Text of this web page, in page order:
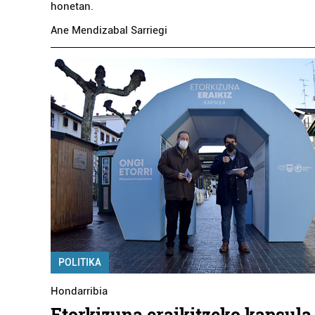
honetan.
Ane Mendizabal Sarriegi
POLITIKA
Hondarribia